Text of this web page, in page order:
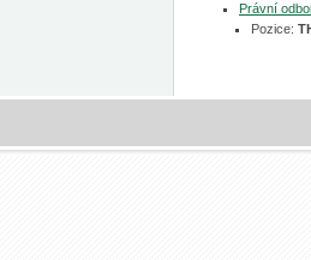
Právní
Pozice: